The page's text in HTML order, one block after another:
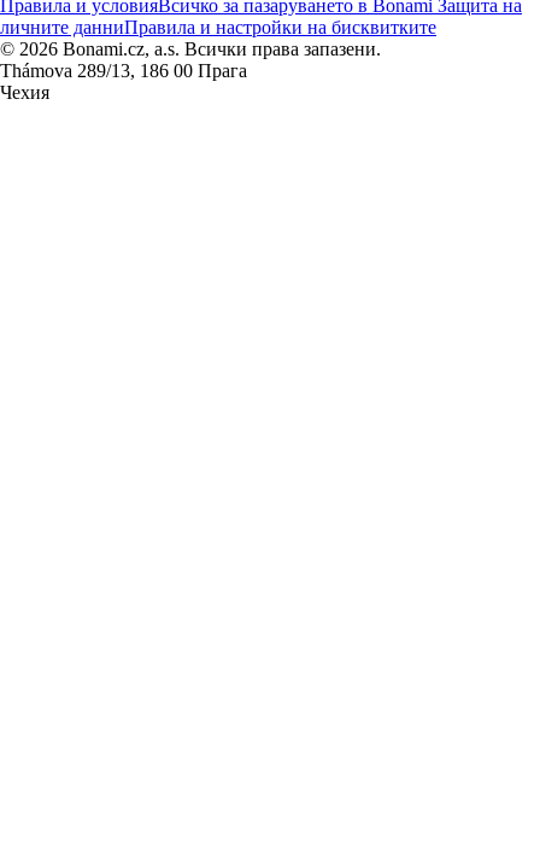
Правила и условияВсичко за пазаруването в Bonami Защита на
личните данниПравила и настройки на бисквитките
© 2026 Bonami.cz, a.s. Всички права запазени.
Thámova 289/13, 186 00 Прага
Чехия